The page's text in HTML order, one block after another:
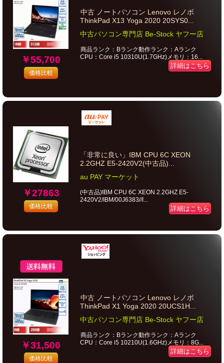
￥55,700
価格比較
中古 ノートパソコン Lenovo レノボ
ThinkPad X13 Yoga 2020 20SYS0...
中古パソコン専門店 Be-Stock ヤフー店
商品ランク：Bランク動作ランク：Aランク
CPU：Core i5 10310U(1.7GHz)メモリ：16...
詳細はこちら
￥27863
価格比較
「非常に良い」IBM CPU 6C XEON
2.2GHZ E5-2420V2(中古品)...
au PAY マーケット
(中古品)IBM CPU 6C XEON 2.2GHZ E5-
2420V2/IBM/00J6383//I...
詳細はこちら
￥31,500
価格比較
中古 ノートパソコン Lenovo レノボ
ThinkPad X1 Yoga 2020 20UCS1H...
中古パソコン専門店 Be-Stock ヤフー店
商品ランク：Bランク動作ランク：Aランク
CPU：Core i5 10210U(1.6GHz)メモリ：8G...
詳細はこちら